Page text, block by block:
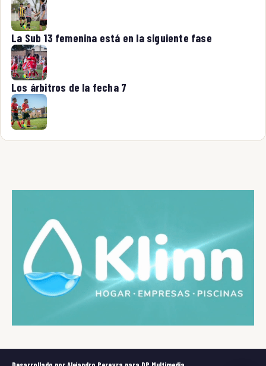
La Sub 13 femenina está en la siguiente fase
Los árbitros de la fecha 7